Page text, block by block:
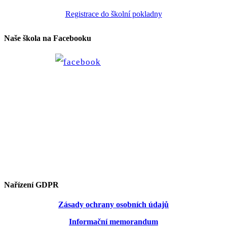
Registrace do školní pokladny
Naše škola na Facebooku
Nařízení GDPR
Zásady ochrany osobních údajů
Informační memorandum